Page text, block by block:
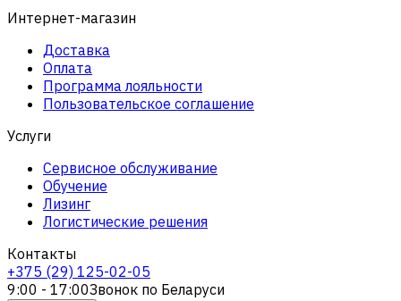
Интернет-магазин
Доставка
Оплата
Программа лояльности
Пользовательское соглашение
Услуги
Сервисное обслуживание
Обучение
Лизинг
Логистические решения
Контакты
+375 (29) 125-02-05
9:00 - 17:00Звонок по Беларуси